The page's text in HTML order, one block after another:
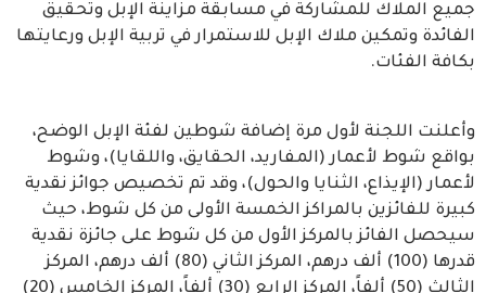
جميع الملاك للمشاركة في مسابقة مزاينة الإبل وتحقيق
الفائدة وتمكين ملاك الإبل للاستمرار في تربية الإبل ورعايتها
بكافة الفئات.
وأعلنت اللجنة لأول مرة إضافة شوطين لفئة الإبل الوضح،
بواقع شوط لأعمار (المفاريد، الحقايق، واللقايا)، وشوط
لأعمار (الإيذاع، الثنايا والحول)، وقد تم تخصيص جوائز نقدية
كبيرة للفائزين بالمراكز الخمسة الأولى من كل شوط، حيث
سيحصل الفائز بالمركز الأول من كل شوط على جائزة نقدية
قدرها (100) ألف درهم، المركز الثاني (80) ألف درهم، المركز
الثالث (50) ألفاً، المركز الرابع (30) ألفاً، المركز الخامس (20)